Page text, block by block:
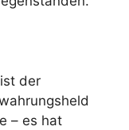
der
– es hat